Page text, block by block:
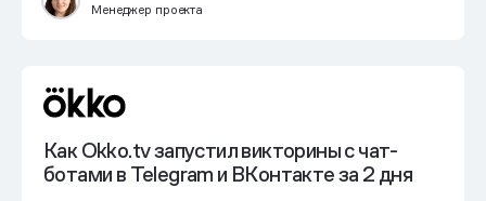
Менеджер проекта
Как Okko.tv запустил викторины с чат-
ботами в Telegram и ВКонтакте за 2 дня